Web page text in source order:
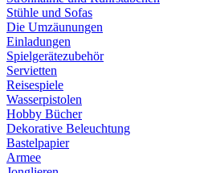
Stühle und Sofas
Die Umzäunungen
Einladungen
Spielgerätezubehör
Servietten
Reisespiele
Wasserpistolen
Hobby Bücher
Dekorative Beleuchtung
Bastelpapier
Armee